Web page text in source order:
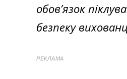
обов’язок
безпеку
РЕКЛАМА